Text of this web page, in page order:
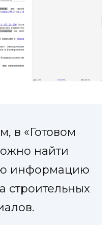
в «Готовом
найти
информацию
строительных